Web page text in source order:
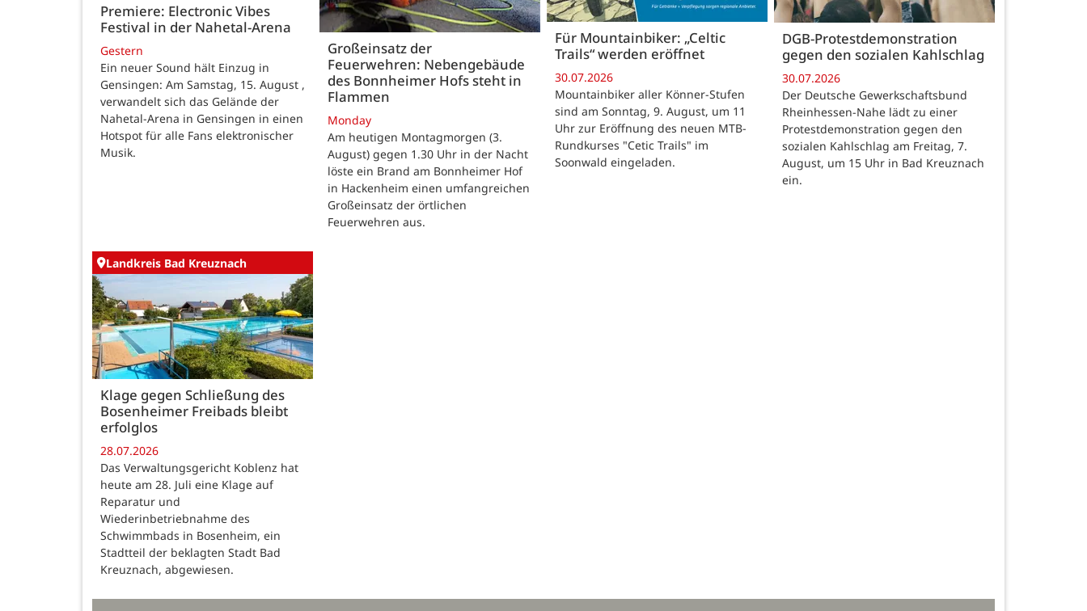
Premiere: Electronic Vibes
Festival in der Nahetal-Arena
Gestern
Ein neuer Sound hält Einzug in
Gensingen: Am Samstag, 15. August ,
verwandelt sich das Gelände der
Nahetal-Arena in Gensingen in einen
Hotspot für alle Fans elektronischer
Musik.
Großeinsatz der
Feuerwehren: Nebengebäude
des Bonnheimer Hofs steht in
Flammen
Monday
Am heutigen Montagmorgen (3.
August) gegen 1.30 Uhr in der Nacht
löste ein Brand am Bonnheimer Hof
in Hackenheim einen umfangreichen
Großeinsatz der örtlichen
Feuerwehren aus.
Für Mountainbiker: „Celtic
Trails“ werden eröffnet
30.07.2026
Mountainbiker aller Könner-Stufen
sind am Sonntag, 9. August, um 11
Uhr zur Eröffnung des neuen MTB-
Rundkurses "Cetic Trails" im
Soonwald eingeladen.
DGB-Protestdemonstration
gegen den sozialen Kahlschlag
30.07.2026
Der Deutsche Gewerkschaftsbund
Rheinhessen-Nahe lädt zu einer
Protestdemonstration gegen den
sozialen Kahlschlag am Freitag, 7.
August, um 15 Uhr in Bad Kreuznach
ein.
Landkreis Bad Kreuznach
Klage gegen Schließung des
Bosenheimer Freibads bleibt
erfolglos
28.07.2026
Das Verwaltungsgericht Koblenz hat
heute am 28. Juli eine Klage auf
Reparatur und
Wiederinbetriebnahme des
Schwimmbads in Bosenheim, ein
Stadtteil der beklagten Stadt Bad
Kreuznach, abgewiesen.